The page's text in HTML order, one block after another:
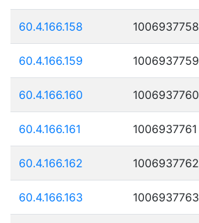
60.4.166.158 1006937758
60.4.166.159 1006937759
60.4.166.160 1006937760
60.4.166.161 1006937761
60.4.166.162 1006937762
60.4.166.163 1006937763